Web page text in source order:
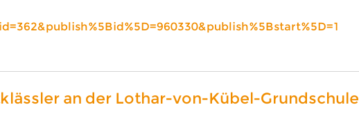
an der Lothar-von-Kübel-Grundschule